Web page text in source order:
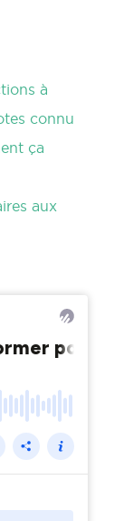
à
connu
ça
aux